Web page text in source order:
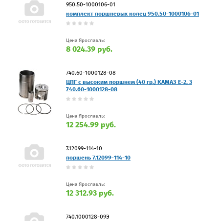
950.50-1000106-01
комплект поршневых колец 950.50-1000106-01
Цена Ярославль:
8 024.39 руб.
740.60-1000128-08
ЦПГ с высоким поршнем (40 гр.) КАМАЗ Е-2, 3
740.60-1000128-08
Цена Ярославль:
12 254.99 руб.
7.12099-114-10
поршень 7.12099-114-10
Цена Ярославль:
12 312.93 руб.
740.1000128-09Э